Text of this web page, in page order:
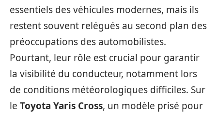
essentiels des véhicules modernes, mais ils
restent souvent relégués au second plan des
préoccupations des automobilistes.
Pourtant, leur rôle est crucial pour garantir
la visibilité du conducteur, notamment lors
de conditions météorologiques difficiles. Sur
le Toyota Yaris Cross, un modèle prisé pour